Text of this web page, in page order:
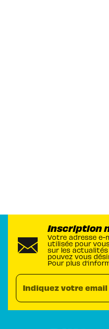
Inscription
Votre adresse e-
utilisée pour
sur les actualités
pouvez vous
Pour plus
Indiquez votre email